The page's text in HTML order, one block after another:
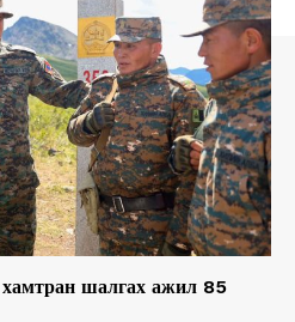
шалгах ажил 85